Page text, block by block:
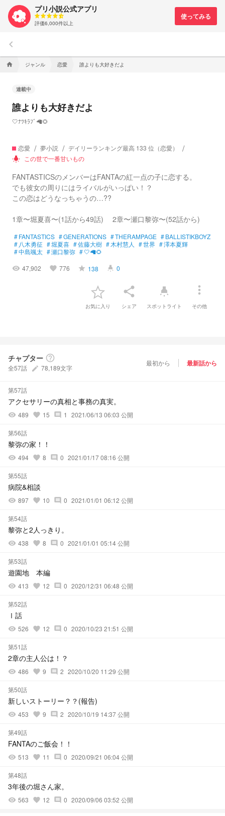
プリ小説公式アプリ
評価6,000件以上
keyboard_arrow_left
home ジャンル 恋愛 誰よりも大好きだよ
連載中
誰よりも大好きだよ
🤍ﾅﾂｷﾗﾌﾞ🦙🌻
恋愛 夢小説 デイリーランキング最高 133 位（恋愛）
wb_incandescent この世で一番甘いもの
FANTASTICSのメンバーはFANTAの紅一点の子に恋する。
でも彼女の周りにはライバルがいっぱい！？
この恋はどうなっちゃうの…??
1章〜堀夏喜〜(1話から49話) 2章〜瀬口黎弥〜(52話から)
#FANTASTICS #GENERATIONS #THERAMPAGE #BALLISTIKBOYZ
# 八木勇征 #堀夏喜 #佐藤大樹 #木村慧人 #世界 #澤本夏輝
#中島颯太 #瀬口黎弥 #🤍🦙🌻
visibility 47,902 favorite 776 grade 138 highlight 0
お気に入り
share
シェア
highlight
スポットライト
more_vert
その他
チャプター help_outline
全57話 create 78,189文字
最初から 最新話から
第57話
アクセサリーの真相と事務の真実。
visibility 489 favorite 15 comment 1 2021/06/13 06:03 公開
第56話
黎弥の家！！
visibility 494 favorite 8 comment 0 2021/01/17 08:16 公開
第55話
病院&相談
visibility 897 favorite 10 comment 0 2021/01/01 06:12 公開
第54話
黎弥と2人っきり。
visibility 438 favorite 8 comment 0 2021/01/01 05:14 公開
第53話
遊園地 本編
visibility 413 favorite 12 comment 0 2020/12/31 06:48 公開
第52話
Ⅰ話
visibility 526 favorite 12 comment 0 2020/10/23 21:51 公開
第51話
2章の主人公は！？
visibility 486 favorite 9 comment 2 2020/10/20 11:29 公開
第50話
新しいストーリー？？(報告)
visibility 453 favorite 9 comment 2 2020/10/19 14:37 公開
第49話
FANTAのご飯会！！
visibility 513 favorite 11 comment 0 2020/09/21 06:04 公開
第48話
3年後の堀さん家。
visibility 563 favorite 12 comment 0 2020/09/06 03:52 公開